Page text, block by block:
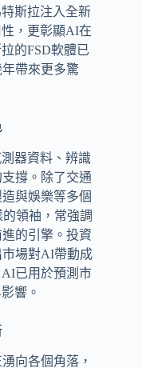
斯拉注入全新
，更彰顯AI在
的FSD軟體已
帶來更多驚
器資料、辨識
撐。除了交通
與娛樂等多個
的領袖，常強調
的引擎。投資
場對AI帶動成
已用於預測市
響。
向各個角落，